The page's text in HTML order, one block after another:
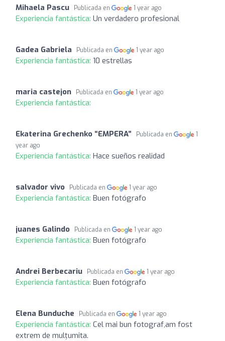
Mihaela Pascu Publicada en 1 year ago
Experiencia fantástica: Un verdadero profesional
Gadea Gabriela Publicada en 1 year ago
Experiencia fantástica: 10 estrellas
maria castejon Publicada en 1 year ago
Experiencia fantástica:
Ekaterina Grechenko “EMPERA” Publicada en
1
year ago
Experiencia fantástica: Hace sueños realidad
salvador vivo Publicada en 1 year ago
Experiencia fantástica: Buen fotógrafo
juanes Galindo Publicada en 1 year ago
Experiencia fantástica: Buen fotógrafo
Andrei Berbecariu Publicada en 1 year ago
Experiencia fantástica: Buen fotógrafo
Elena Bunduche Publicada en 1 year ago
Experiencia fantástica: Cel mai bun fotograf,am fost
extrem de mulțumita.